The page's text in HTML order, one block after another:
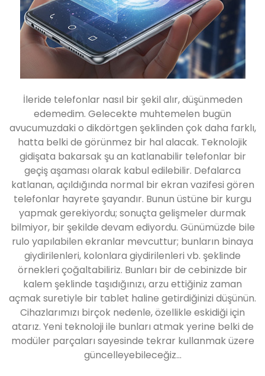
İleride telefonlar nasıl bir şekil alır, düşünmeden
edemedim. Gelecekte muhtemelen bugün
avucumuzdaki o dikdörtgen şeklinden çok daha farklı,
hatta belki de görünmez bir hal alacak. Teknolojik
gidişata bakarsak şu an katlanabilir telefonlar bir
geçiş aşaması olarak kabul edilebilir. Defalarca
katlanan, açıldığında normal bir ekran vazifesi gören
telefonlar hayrete şayandır. Bunun üstüne bir kurgu
yapmak gerekiyordu; sonuçta gelişmeler durmak
bilmiyor, bir şekilde devam ediyordu. Günümüzde bile
rulo yapılabilen ekranlar mevcuttur; bunların binaya
giydirilenleri, kolonlara giydirilenleri vb. şeklinde
örnekleri çoğaltabiliriz. Bunları bir de cebinizde bir
kalem şeklinde taşıdığınızı, arzu ettiğiniz zaman
açmak suretiyle bir tablet haline getirdiğinizi düşünün.
Cihazlarımızı birçok nedenle, özellikle eskidiği için
atarız. Yeni teknoloji ile bunları atmak yerine belki de
modüler parçaları sayesinde tekrar kullanmak üzere
güncelleyebileceğiz...